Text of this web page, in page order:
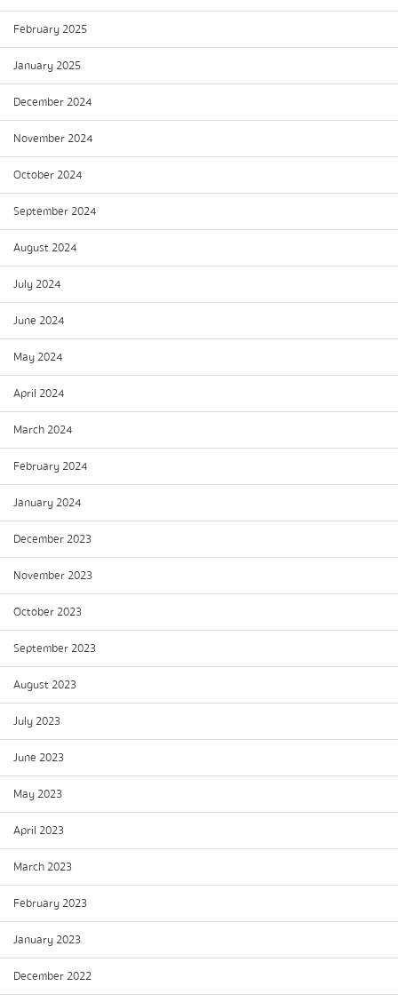
February 2025
January 2025
December 2024
November 2024
October 2024
September 2024
August 2024
July 2024
June 2024
May 2024
April 2024
March 2024
February 2024
January 2024
December 2023
November 2023
October 2023
September 2023
August 2023
July 2023
June 2023
May 2023
April 2023
March 2023
February 2023
January 2023
December 2022